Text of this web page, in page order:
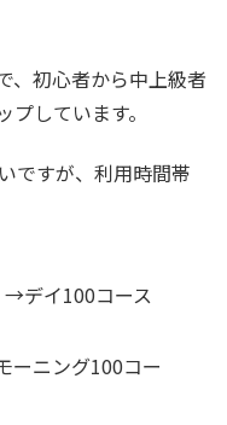
、初心者から中上級者
しています。
ですが、利用時間帯
→デイ100コース
ーニング100コー